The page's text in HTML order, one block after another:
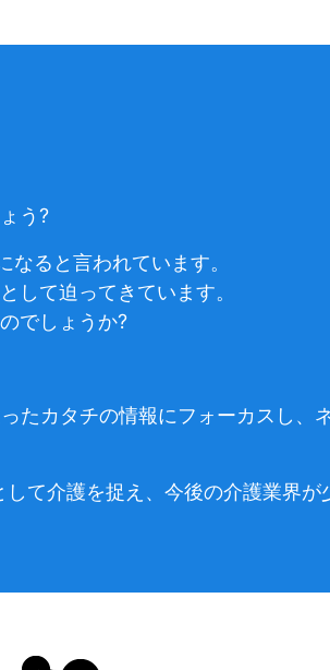
う?
ると言われています。
して迫ってきています。
でしょうか?
たカタチの情報にフォーカスし、
て介護を捉え、今後の介護業界が